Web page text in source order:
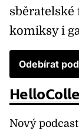
komiksy i
Odebírat
Nový